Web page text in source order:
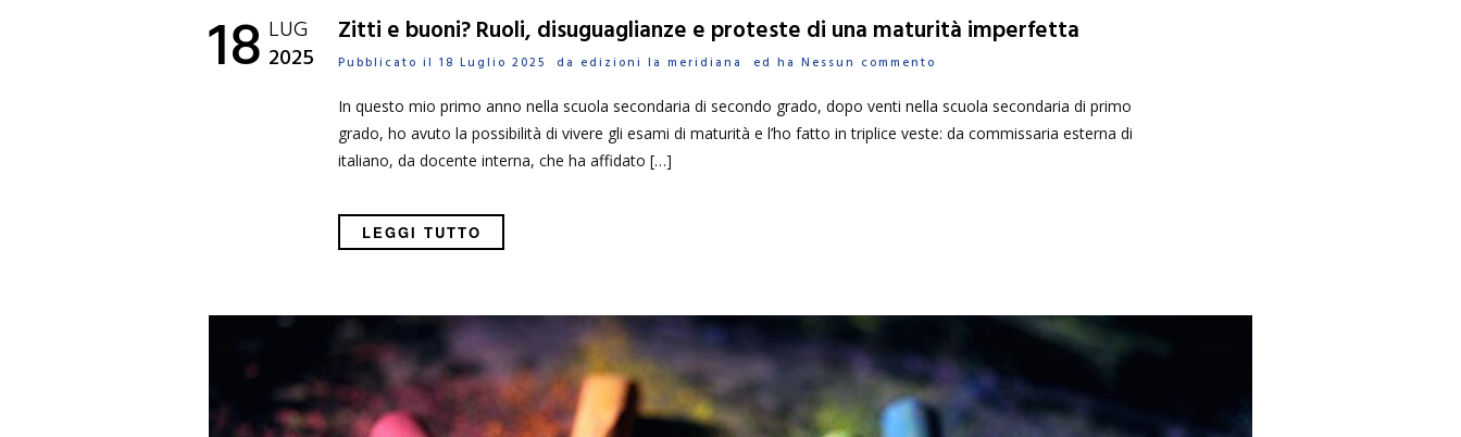
18 LUG
2025
Zitti e buoni? Ruoli, disuguaglianze e proteste di una maturità imperfetta
Pubblicato il 18 Luglio 2025 da edizioni la meridiana ed ha Nessun commento
In questo mio primo anno nella scuola secondaria di secondo grado, dopo venti nella scuola secondaria di primo
grado, ho avuto la possibilità di vivere gli esami di maturità e l’ho fatto in triplice veste: da commissaria esterna di
italiano, da docente interna, che ha affidato […]
LEGGI TUTTO